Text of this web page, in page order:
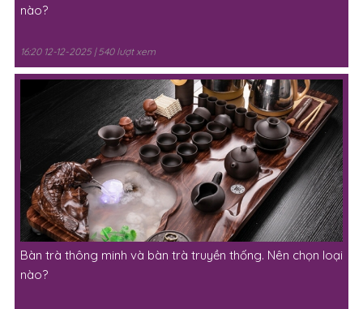
nào?
16:20 12-12-2025 | 540 lượt xem
Bàn trà thông minh và bàn trà truyền thống. Nên chọn loại
nào?